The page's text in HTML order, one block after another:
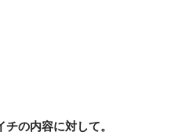
の内容に対して。